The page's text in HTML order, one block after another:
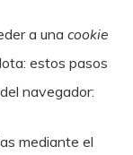
a una cookie
estos pasos
navegador:
mediante el